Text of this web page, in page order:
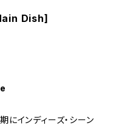
Dish]
インディーズ・シーン